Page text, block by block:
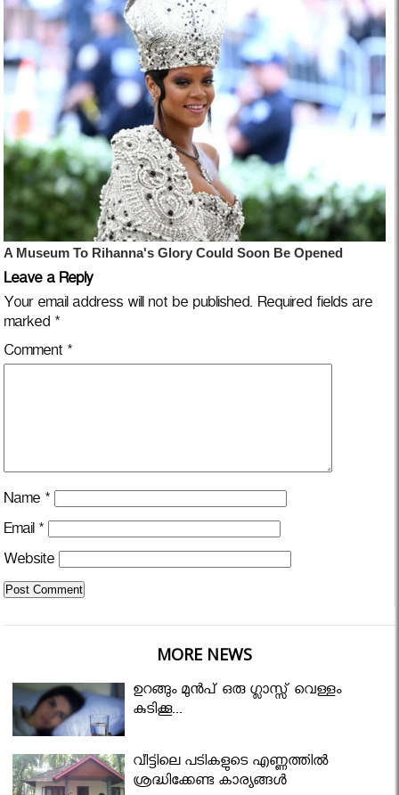
Leave a Reply
Your email address will not be published. Required fields are
marked *
Comment *
Name *
Email *
Website
MORE NEWS
ഉറങ്ങും മുന്‍പ് ഒരു ഗ്ലാസ്സ് വെള്ളം
കുടിക്കൂ...
വീട്ടിലെ പടികളുടെ എണ്ണത്തിൽ
ശ്രദ്ധിക്കേണ്ട കാര്യങ്ങൾ